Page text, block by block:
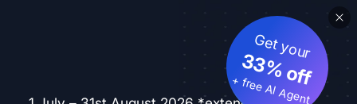
Get your
33% off
+ free AI Agent